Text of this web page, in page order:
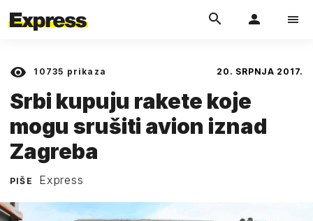
10735 prikaza 20. SRPNJA 2017.
Srbi kupuju rakete koje
mogu srušiti avion iznad
Zagreba
PIŠE Express